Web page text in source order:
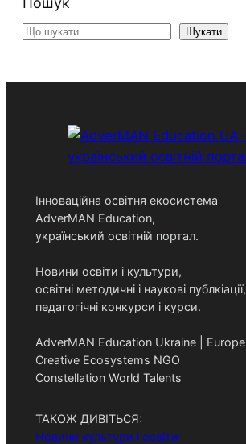
Search Шукати
Інноваційна освітня екосистема
AdverMAN Education,
український освітній портал.
Новини освіти і культури,
освітні методичні і наукові публкіації,
педагогічні конкурси і курси.
AdverMAN Education Ukraine | Europe
Creative Ecosystems NGO
Constellation World Talents
ТАКОЖ ДИВІТЬСЯ:
Новини культури і освіти